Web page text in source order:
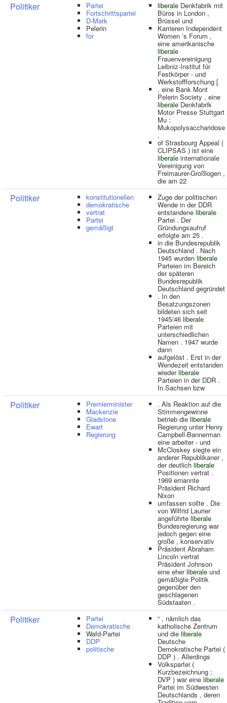
Politiker Partei
Fortschrittspartei
D-Mark
Pelerin
for
liberale Denkfabrik mit
Büros in London ,
Brüssel und
Karrieren Independent
Women ’s Forum ,
eine amerikanische
liberale
Frauenvereinigung
Leibniz-Institut für
Festkörper - und
Werkstoffforschung [
, eine Bank Mont
Pelerin Society , eine
liberale Denkfabrik
Motor Presse Stuttgart
Mu :
Mukopolysaccharidose
,
of Strasbourg Appeal (
CLIPSAS ) ist eine
liberale internationale
Vereinigung von
Freimaurer-Großlogen ,
die am 22
Politiker konstitutionellen
demokratische
vertrat
Partei
gemäßigt
Zuge der politischen
Wende in der DDR
entstandene liberale
Partei . Der
Gründungsaufruf
erfolgte am 25 .
in die Bundesrepublik
Deutschland . Nach
1945 wurden liberale
Parteien im Bereich
der späteren
Bundesrepublik
Deutschland gegründet
. In den
Besatzungszonen
bildeten sich seit
1945/46 liberale
Parteien mit
unterschiedlichen
Namen . 1947 wurde
dann
aufgelöst . Erst in der
Wendezeit entstanden
wiederliberale
Parteien in der DDR .
In Sachsen bzw
Politiker Premierminister
Mackenzie
Gladstone
Ewart
Regierung
. Als Reaktion auf die
Stimmengewinne
betrieb die liberale
Regierung unter Henry
Campbell-Bannerman
eine arbeiter - und
McCloskey siegte ein
anderer Republikaner ,
der deutlich liberale
Positionen vertrat .
1969 ernannte
Präsident Richard
Nixon
umfassen sollte . Die
von Wilfrid Laurier
angeführte liberale
Bundesregierung war
jedoch gegen eine
große , konservativ
Präsident Abraham
Lincoln vertrat
Präsident Johnson
eine eherliberale und
gemäßigte Politik
gegenüber den
geschlagenen
Südstaaten .
Politiker Partei
Demokratische
Wafd-Partei
DDP
politische
“ , nämlich das
katholische Zentrum
und die liberale
Deutsche
Demokratische Partei (
DDP ) . Allerdings
Volkspartei (
Kurzbezeichnung :
DVP ) war eine liberale
Partei im Südwesten
Deutschlands , deren